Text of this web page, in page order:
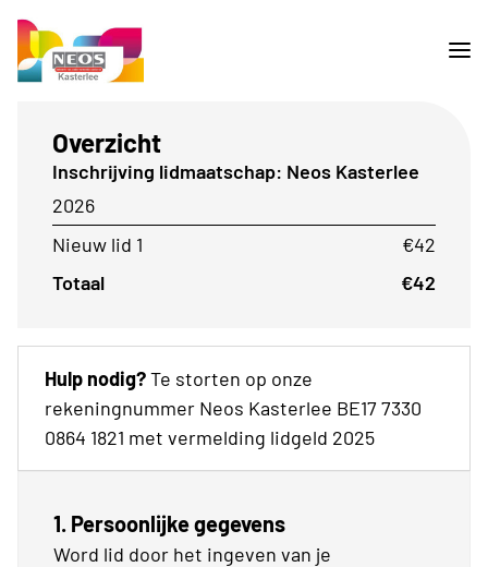
1. Persoonlijke gegevens
Word lid door het ingeven van je
Overzicht
Inschrijving lidmaatschap: Neos Kasterlee
2026
Nieuw lid 1
€42
Totaal
€42
Hulp nodig?Te storten op onze
rekeningnummer Neos Kasterlee BE17 7330
0864 1821 met vermelding lidgeld 2025